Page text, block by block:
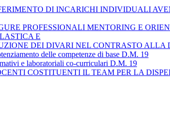
DI INCARICHI INDIVIDUALI
PROFESSIONALI MENTORING E
E
DEI DIVARI NEL CONTRASTO ALLA
delle competenze di base D.M. 19
e laboratoriali co-curriculari D.M. 19
COSTITUENTI IL TEAM PER LA